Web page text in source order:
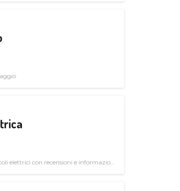
elettrici con recensioni e informazioni